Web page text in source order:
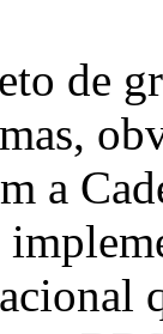
de
a